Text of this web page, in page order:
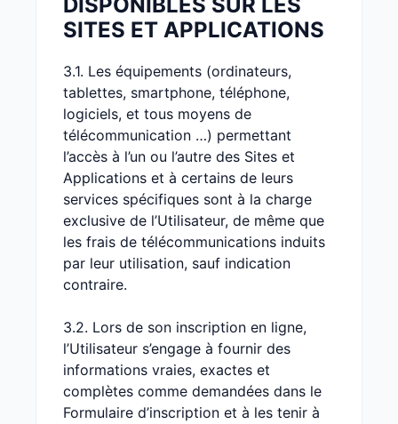
SITES ET APPLICATIONS
3.1. Les équipements (ordinateurs,
tablettes, smartphone, téléphone,
logiciels, et tous moyens de
télécommunication …) permettant
l’accès à l’un ou l’autre des Sites et
Applications et à certains de leurs
services spécifiques sont à la charge
exclusive de l’Utilisateur, de même que
les frais de télécommunications induits
par leur utilisation, sauf indication
contraire.
3.2. Lors de son inscription en ligne,
l’Utilisateur s’engage à fournir des
informations vraies, exactes et
complètes comme demandées dans le
Formulaire d’inscription et à les tenir à